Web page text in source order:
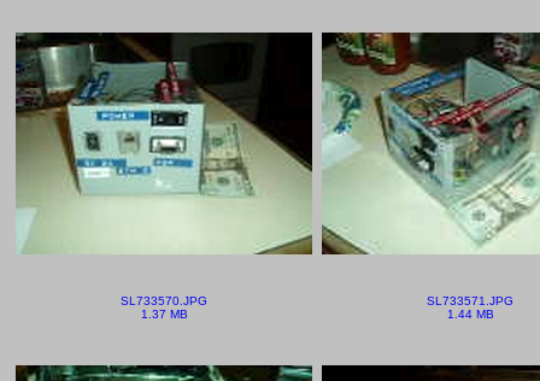
SL733570.JPG
1.37 MB
SL733571.JPG
1.44 MB